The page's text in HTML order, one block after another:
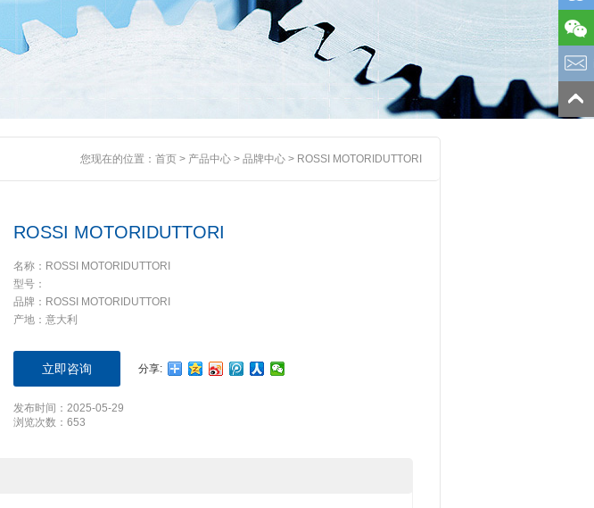
您现在的位置： 首页 > 产品中心 > 品牌中心 > ROSSI MOTORIDUTTORI
ROSSI MOTORIDUTTORI
名称：ROSSI MOTORIDUTTORI
型号：
品牌：ROSSI MOTORIDUTTORI
产地：意大利
立即咨询 分享:
发布时间：2025-05-29
浏览次数：653